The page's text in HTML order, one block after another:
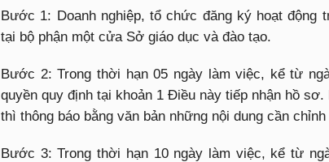
Bước 1: Doanh nghiệp, tổ chức đăng ký hoạt động
tại bộ phận một cửa Sở giáo dục và đào tạo.
Bước 2: Trong thời hạn 05 ngày làm việc, kể từ
quyền quy định tại khoản 1 Điều này tiếp nhận hồ
thì thông báo bằng văn bản những nội dung cần
Bước 3: Trong thời hạn 10 ngày làm việc, kể từ